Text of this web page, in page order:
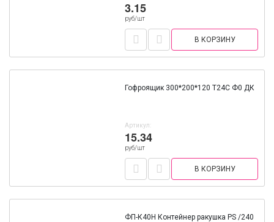
3.15
руб/шт
В КОРЗИНУ
Гофроящик 300*200*120 Т24С Ф0 ДК
Артикул:
15.34
руб/шт
В КОРЗИНУ
ФП-К40Н Контейнер ракушка PS /240